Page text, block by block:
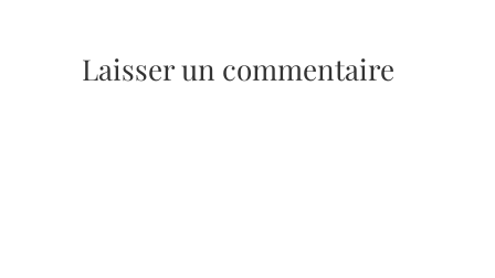
Laisser un commentaire